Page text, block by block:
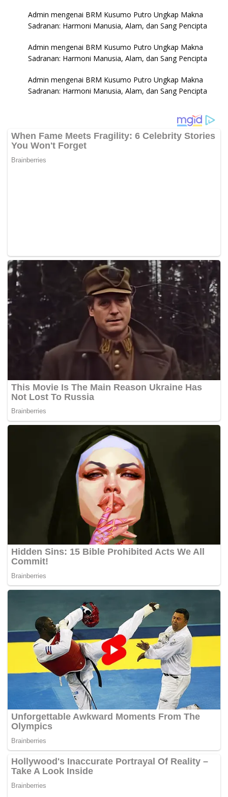
Admin mengenai BRM Kusumo Putro Ungkap Makna
Sadranan: Harmoni Manusia, Alam, dan Sang Pencipta
Admin mengenai BRM Kusumo Putro Ungkap Makna
Sadranan: Harmoni Manusia, Alam, dan Sang Pencipta
Admin mengenai BRM Kusumo Putro Ungkap Makna
Sadranan: Harmoni Manusia, Alam, dan Sang Pencipta